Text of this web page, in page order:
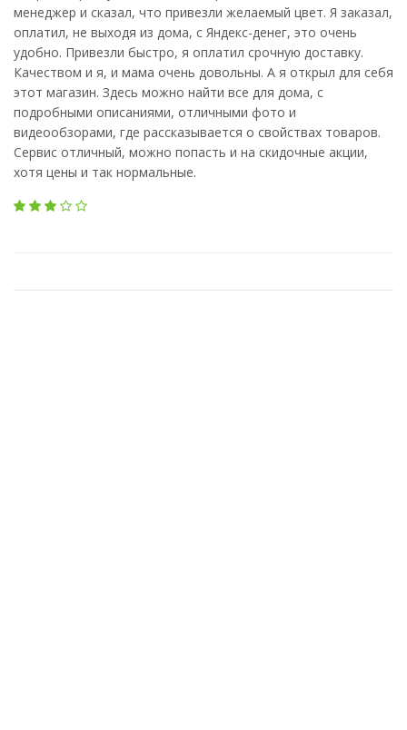
менеджер и сказал, что привезли желаемый цвет. Я заказал,
оплатил, не выходя из дома, с Яндекс-денег, это очень
удобно. Привезли быстро, я оплатил срочную доставку.
Качеством и я, и мама очень довольны. А я открыл для себя
этот магазин. Здесь можно найти все для дома, с
подробными описаниями, отличными фото и
видеообзорами, где рассказывается о свойствах товаров.
Сервис отличный, можно попасть и на скидочные акции,
хотя цены и так нормальные.